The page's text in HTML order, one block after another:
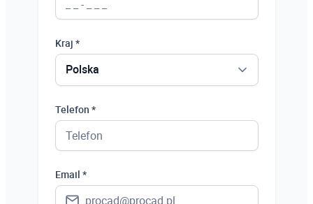
Kraj *
Polska
Telefon *
Email *
Polska
Ukraina
Niemcy